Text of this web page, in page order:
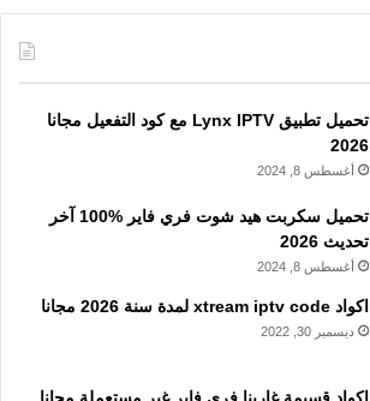
تحميل تطبيق Lynx IPTV مع كود التفعيل مجانا
2026
أغسطس 8, 2024
تحميل سكربت هيد شوت فري فاير %100 آخر
تحديث 2026
أغسطس 8, 2024
اكواد xtream iptv code لمدة سنة 2026 مجانا
ديسمبر 30, 2022